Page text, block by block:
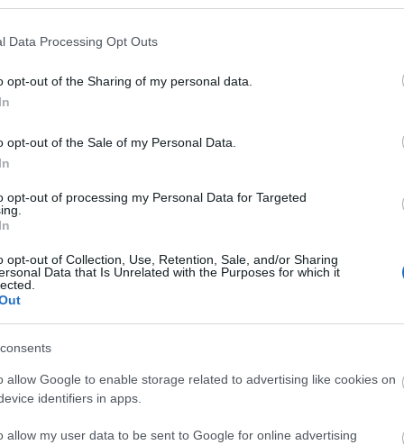
Data Processing Opt Outs
opt-out of the Sharing of my personal data.
opt-out of the Sale of my Personal Data.
opt-out of processing my Personal Data for Targeted
opt-out of Collection, Use, Retention, Sale, and/or Sharing
Data that Is Unrelated with the Purposes for which it
allow Google to enable storage related to advertising like cookies on
identifiers in apps.
allow my user data to be sent to Google for online advertising
drámával oltott vériszamos slasher, amely ugyan esetenként kissé
hogy nem tudtam volna a tükörbe nézni, ha szó nélkül megyek el
toplista!
az év legegységesebb, legkompaktabb darabja volt: lassan,
látvány, és George Clooney elemi erejű színészi jelenléte. Egy film
tökéletes volt ez az remek tempójú, egyedi szuperhősfilm, amelynek
Matthew Vaughn egyszerűen nem tud hibázni!